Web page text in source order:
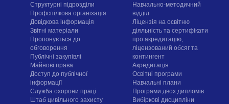
Структурні підрозділи
Профспілкова організація
Довідкова інформація
Звітні матеріали
Пропонується до
обговорення
Публічні закупівлі
Майнові права
Доступ до публічної
інформації
Служба охорони праці
Штаб цивільного захисту
Навчально-методичний
відділ
Ліцензія на освітню
діяльність та сертифікати
про акредитацію,
ліцензований обсяг та
контингент
Акредитація
Освітні програми
Навчальні плани
Програми двох дипломів
Вибіркові дисципліни